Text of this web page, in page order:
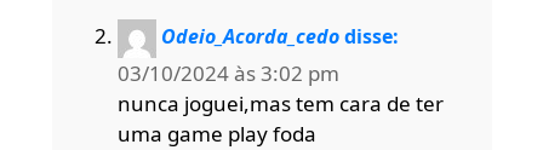
Odeio_Acorda_cedo disse:
03/10/2024 às 3:02 pm
nunca joguei,mas tem cara de ter
uma game play foda